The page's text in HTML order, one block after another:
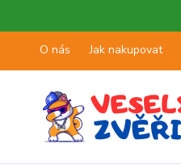
O nás Jak nakupovat